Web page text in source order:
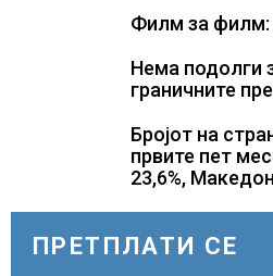
Филм за
Нема подолги
граничните
Бројот на
првите пет
23,6%,
ПРЕТПЛАТИ СЕ